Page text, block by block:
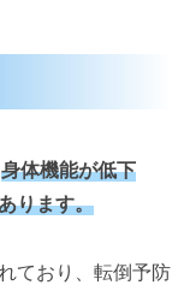
身体機能が低下
ります。
ており、転倒予防